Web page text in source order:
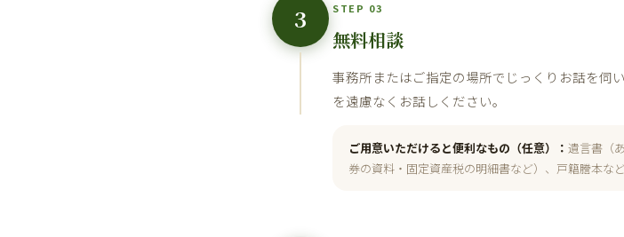
3 STEP 03
無料相談
事務所またはご指定の場所でじっくりお話を伺
を遠慮なくお話しください。
ご用意いただけると便利なもの（任意）： 遺言書（
券の資料・固定資産税の明細書など）、戸籍謄本な